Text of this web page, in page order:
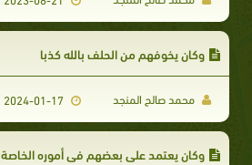
وكان يخوفهم من الحلف بالله كذبا
محمد صالح المنجد
وكان يعتمد على بعضهم في أموره الخاصة